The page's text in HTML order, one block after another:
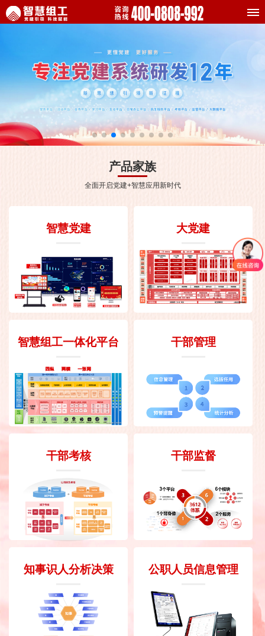
产品家族
全面开启党建+智慧应用新时代
智慧党建 大党建
智慧组工一体化平台 干部管理
干部考核 干部监督
知事识人分析决策 公职人员信息管理